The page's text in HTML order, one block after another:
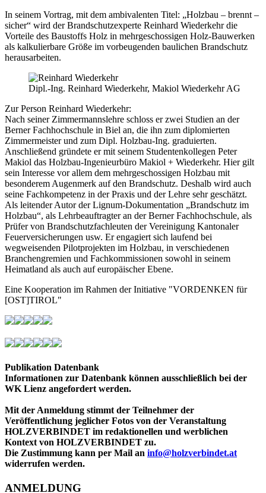
In seinem Vortrag, mit dem ambivalenten Titel: „Holzbau – brennt –
sicher“ wird der Brandschutzexperte Reinhard Wiederkehr die
Vorteile des Baustoffs Holz in mehrgeschossigen Holz-Bauwerken
als kalkulierbare Größe im vorbeugenden baulichen Brandschutz
herausarbeiten.
Dipl.-Ing. Reinhard Wiederkehr, Makiol Wiederkehr AG
Zur Person Reinhard Wiederkehr:
Nach seiner Zimmermannslehre schloss er zwei Studien an der
Berner Fachhochschule in Biel an, die ihn zum diplomierten
Zimmermeister und zum Dipl. Holzbau-Ing. graduierten.
Anschließend gründete er mit seinem Studentenkollegen Peter
Makiol das Holzbau-Ingenieurbüro Makiol + Wiederkehr. Hier gilt
sein Interesse vor allem dem mehrgeschossigen Holzbau mit
besonderem Augenmerk auf den Brandschutz. Deshalb wird auch
seine Fachkompetenz in der Praxis und der Lehre sehr geschätzt.
Als leitender Autor der Lignum-Dokumentation „Brandschutz im
Holzbau“, als Lehrbeauftragter an der Berner Fachhochschule, als
Prüfer von Brandschutzfachleuten der Vereinigung Kantonaler
Feuerversicherungen usw. Er engagiert sich laufend bei
wegweisenden Pilotprojekten im Holzbau, in verschiedenen
Branchengremien und Fachkommissionen sowohl in seinem
Heimatland als auch auf europäischer Ebene.
Eine Kooperation im Rahmen der Initiative "VORDENKEN für
[OST]TIROL"
Publikation Datenbank
Informationen zur Datenbank können ausschließlich bei der
WK Lienz angefordert werden.
Mit der Anmeldung stimmt der Teilnehmer der
Veröffentlichung jeglicher Fotos von der Veranstaltung
HOLZVERBINDET im redaktionellen und werblichen
Kontext von HOLZVERBINDET zu.
Die Zustimmung kann per Mail an info@holzverbindet.at
widerrufen werden.
ANMELDUNG